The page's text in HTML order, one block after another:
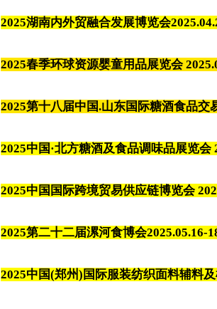
2025湖南内外贸融合发展博览会
2025春季环球资源婴童用品展览会
2025第十八届中国.山东国际糖酒食品交
2025中国·北方糖酒及食品调味品展览会
2025中国国际跨境贸易供应链博览会
2025第二十二届漯河食博会2025.05.16-
2025中国(郑州)国际服装纺织面料辅料